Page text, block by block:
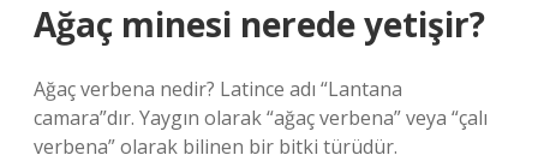
Ağaç minesi nerede yetişir?
Ağaç verbena nedir? Latince adı “Lantana
camara”dır. Yaygın olarak “ağaç verbena” veya “çalı
verbena” olarak bilinen bir bitki türüdür.